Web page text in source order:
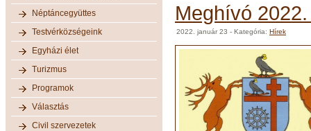
Néptáncegyüttes
Testvérközségeink
Egyházi élet
Turizmus
Programok
Választás
Civil szervezetek
Meghívó
2022. január 23 - Kategória: Hírek